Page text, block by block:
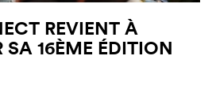
REVIENT À
SA 16ÈME ÉDITION